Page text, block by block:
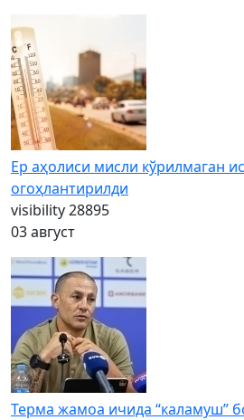
Ер аҳолиси мисли кўрилмаган
огоҳлантирилди
visibility28895
03 август
Терма жамоа ичида “каламуш”